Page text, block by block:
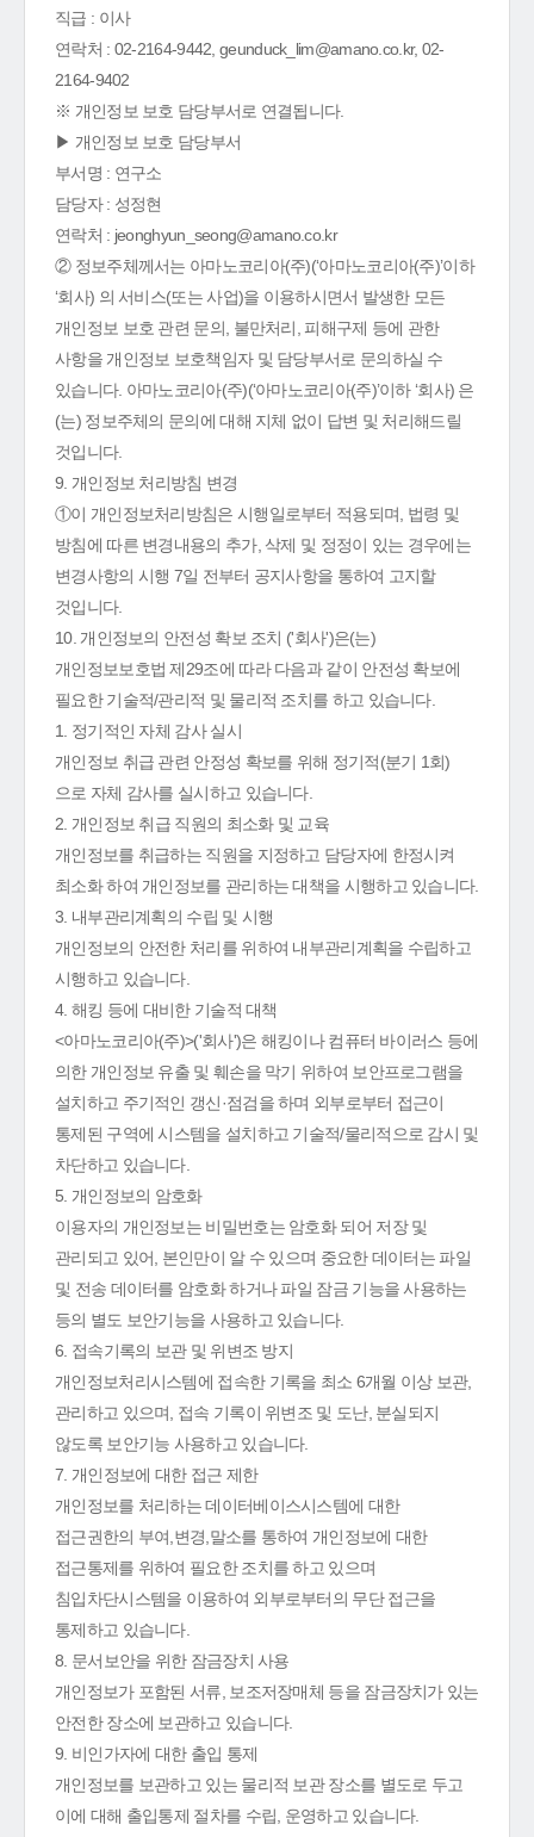
직급 : 이사
연락처 : 02-2164-9442, geunduck_lim@amano.co.kr, 02-
2164-9402
※ 개인정보 보호 담당부서로 연결됩니다.
▶ 개인정보 보호 담당부서
부서명 : 연구소
담당자 : 성정현
연락처 : jeonghyun_seong@amano.co.kr
② 정보주체께서는 아마노코리아(주)(‘아마노코리아(주)’이하
‘회사) 의 서비스(또는 사업)을 이용하시면서 발생한 모든
개인정보 보호 관련 문의, 불만처리, 피해구제 등에 관한
사항을 개인정보 보호책임자 및 담당부서로 문의하실 수
있습니다. 아마노코리아(주)(‘아마노코리아(주)’이하 ‘회사) 은
(는) 정보주체의 문의에 대해 지체 없이 답변 및 처리해드릴
것입니다.
9. 개인정보 처리방침 변경
①이 개인정보처리방침은 시행일로부터 적용되며, 법령 및
방침에 따른 변경내용의 추가, 삭제 및 정정이 있는 경우에는
변경사항의 시행 7일 전부터 공지사항을 통하여 고지할
것입니다.
10. 개인정보의 안전성 확보 조치 ('회사')은(는)
개인정보보호법 제29조에 따라 다음과 같이 안전성 확보에
필요한 기술적/관리적 및 물리적 조치를 하고 있습니다.
1. 정기적인 자체 감사 실시
개인정보 취급 관련 안정성 확보를 위해 정기적(분기 1회)
으로 자체 감사를 실시하고 있습니다.
2. 개인정보 취급 직원의 최소화 및 교육
개인정보를 취급하는 직원을 지정하고 담당자에 한정시켜
최소화 하여 개인정보를 관리하는 대책을 시행하고 있습니다.
3. 내부관리계획의 수립 및 시행
개인정보의 안전한 처리를 위하여 내부관리계획을 수립하고
시행하고 있습니다.
4. 해킹 등에 대비한 기술적 대책
<아마노코리아(주)>('회사')은 해킹이나 컴퓨터 바이러스 등에
의한 개인정보 유출 및 훼손을 막기 위하여 보안프로그램을
설치하고 주기적인 갱신·점검을 하며 외부로부터 접근이
통제된 구역에 시스템을 설치하고 기술적/물리적으로 감시 및
차단하고 있습니다.
5. 개인정보의 암호화
이용자의 개인정보는 비밀번호는 암호화 되어 저장 및
관리되고 있어, 본인만이 알 수 있으며 중요한 데이터는 파일
및 전송 데이터를 암호화 하거나 파일 잠금 기능을 사용하는
등의 별도 보안기능을 사용하고 있습니다.
6. 접속기록의 보관 및 위변조 방지
개인정보처리시스템에 접속한 기록을 최소 6개월 이상 보관,
관리하고 있으며, 접속 기록이 위변조 및 도난, 분실되지
않도록 보안기능 사용하고 있습니다.
7. 개인정보에 대한 접근 제한
개인정보를 처리하는 데이터베이스시스템에 대한
접근권한의 부여,변경,말소를 통하여 개인정보에 대한
접근통제를 위하여 필요한 조치를 하고 있으며
침입차단시스템을 이용하여 외부로부터의 무단 접근을
통제하고 있습니다.
8. 문서보안을 위한 잠금장치 사용
개인정보가 포함된 서류, 보조저장매체 등을 잠금장치가 있는
안전한 장소에 보관하고 있습니다.
9. 비인가자에 대한 출입 통제
개인정보를 보관하고 있는 물리적 보관 장소를 별도로 두고
이에 대해 출입통제 절차를 수립, 운영하고 있습니다.